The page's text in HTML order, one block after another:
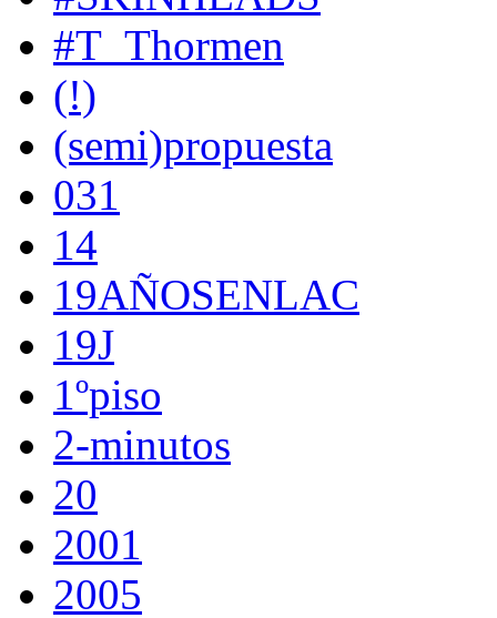
#T_Thormen
(!)
(semi)propuesta
031
14
19AÑOSENLAC
19J
1ºpiso
2-minutos
20
2001
2005